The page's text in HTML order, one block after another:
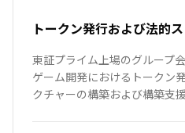
トークン発行および法的
東証プライム上場のグループ
ゲーム開発におけるトークン
クチャーの構築および構築支援